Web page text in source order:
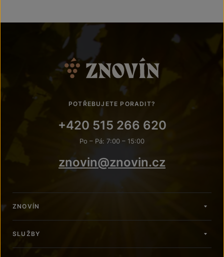
POTŘEBUJETE PORADIT?
+420 515 266 620
Po – Pá: 7:00 – 15:00
znovin@znovin.cz
ZNOVÍN
SLUŽBY